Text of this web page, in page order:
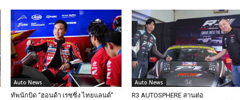
Auto News
ทัพนักบิด “ฮอนด้า เรซซิ่ง ไทยแลนด์”
Auto News
R3 AUTOSPHERE สานต่อ